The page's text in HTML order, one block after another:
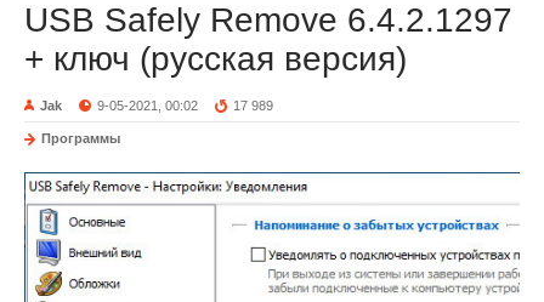
USB Safely Remove 6.4.2.1297
+ ключ (русская версия)
Jak 9-05-2021, 00:02 17 989
Программы